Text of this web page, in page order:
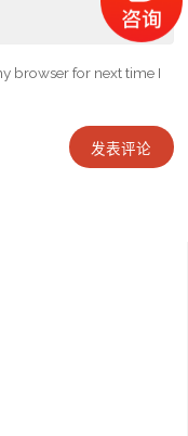
browser for next time I